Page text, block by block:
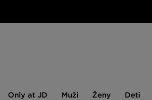
Only at JD Muži Ženy Deti